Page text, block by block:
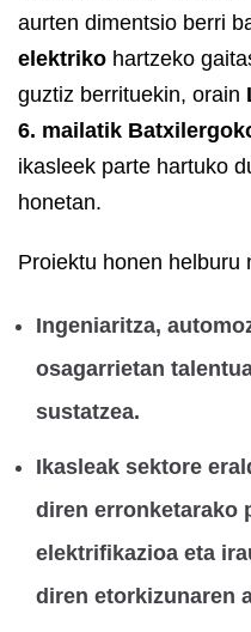
aurten dimentsio berri
elektriko hartzeko
guztiz berrituekin, orain
6. mailatik
ikasleek parte hartuko
honetan.
Proiektu honen helburu
Ingeniaritza,
osagarrietan
sustatzea.
Ikasleak sektore
diren erronketarako
elektrifikazioa eta
diren etorkizunaren